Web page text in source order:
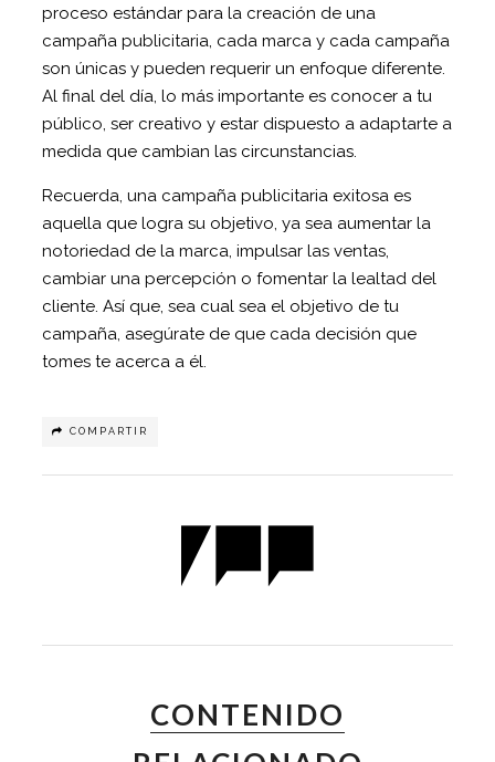
proceso estándar para la creación de una
campaña publicitaria, cada marca y cada campaña
son únicas y pueden requerir un enfoque diferente.
Al final del día, lo más importante es conocer a tu
público, ser creativo y estar dispuesto a adaptarte a
medida que cambian las circunstancias.
Recuerda, una campaña publicitaria exitosa es
aquella que logra su objetivo, ya sea aumentar la
notoriedad de la marca, impulsar las ventas,
cambiar una percepción o fomentar la lealtad del
cliente. Así que, sea cual sea el objetivo de tu
campaña, asegúrate de que cada decisión que
tomes te acerca a él.
COMPARTIR
CONTENIDO